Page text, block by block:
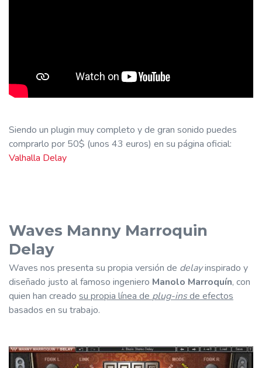
Siendo un plugin muy completo y de gran sonido puedes
comprarlo por 50$ (unos 43 euros) en su página oficial:
Valhalla Delay
Waves Manny Marroquin
Delay
Waves nos presenta su propia versión de delayinspirado y
diseñado justo al famoso ingeniero Manolo Marroquín, con
quien han creado su propia línea deplug-insde efectos
basados en su trabajo.